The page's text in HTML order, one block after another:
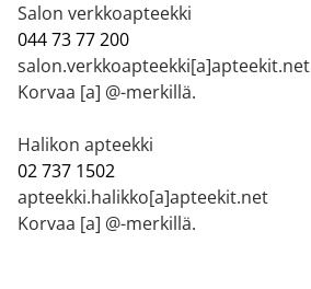
Salon verkkoapteekki
044 73 77 200
salon.verkkoapteekki[a]apteekit.net
Korvaa [a] @-merkillä.
Halikon apteekki
02 737 1502
apteekki.halikko[a]apteekit.net
Korvaa [a] @-merkillä.